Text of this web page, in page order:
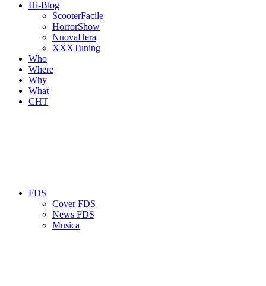
Hi-Blog
ScooterFacile
HorrorShow
NuovaHera
XXXTuning
Who
Where
Why
What
CHT
FDS
Cover FDS
News FDS
Musica